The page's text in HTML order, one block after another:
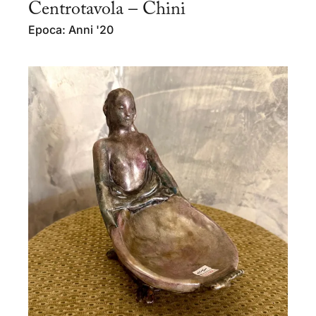
Centrotavola – Chini
Epoca: Anni '20